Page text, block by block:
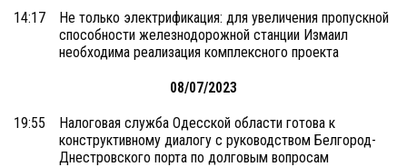
14:17
Не только электрификация: для увеличения пропускной
способности железнодорожной станции Измаил
необходима реализация комплексного проекта
08/07/2023
19:55
Налоговая служба Одесской области готова к
конструктивному диалогу с руководством Белгород-
Днестровского порта по долговым вопросам